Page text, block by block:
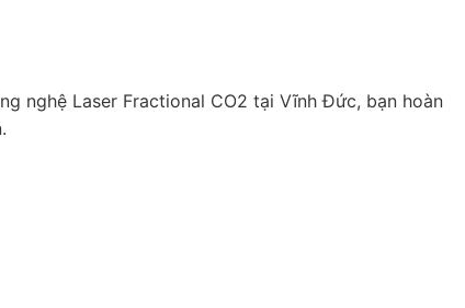
nghệ Laser Fractional CO2 tại Vĩnh Đức, bạn hoàn